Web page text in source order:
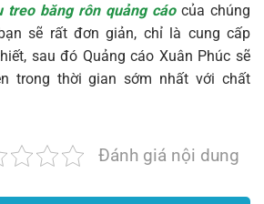
treo băng rôn quảng cáocủa chúng
sẽ rất đơn giản, chỉ là cung cấp
sau đó Quảng cáo Xuân Phúc sẽ
trong thời gian sớm nhất với chất
Đánh giá nội dung